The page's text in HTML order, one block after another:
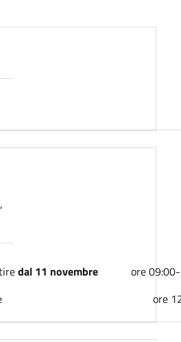
dal 11 novembre ore 09:00-
ore